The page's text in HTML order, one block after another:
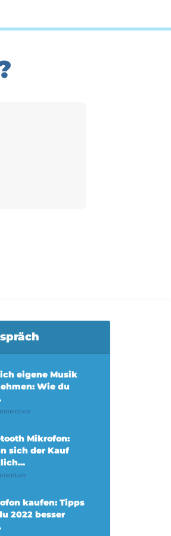
eigene Musik
Wie du
Mikrofon:
sich der Kauf
kaufen: Tipps
2022 besser